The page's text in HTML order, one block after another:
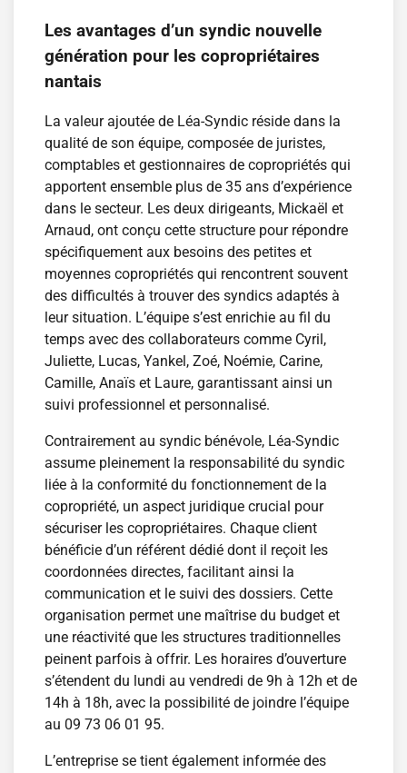
Les avantages d’un syndic nouvelle
génération pour les copropriétaires
nantais
La valeur ajoutée de Léa-Syndic réside dans la
qualité de son équipe, composée de juristes,
comptables et gestionnaires de copropriétés qui
apportent ensemble plus de 35 ans d’expérience
dans le secteur. Les deux dirigeants, Mickaël et
Arnaud, ont conçu cette structure pour répondre
spécifiquement aux besoins des petites et
moyennes copropriétés qui rencontrent souvent
des difficultés à trouver des syndics adaptés à
leur situation. L’équipe s’est enrichie au fil du
temps avec des collaborateurs comme Cyril,
Juliette, Lucas, Yankel, Zoé, Noémie, Carine,
Camille, Anaïs et Laure, garantissant ainsi un
suivi professionnel et personnalisé.
Contrairement au syndic bénévole, Léa-Syndic
assume pleinement la responsabilité du syndic
liée à la conformité du fonctionnement de la
copropriété, un aspect juridique crucial pour
sécuriser les copropriétaires. Chaque client
bénéficie d’un référent dédié dont il reçoit les
coordonnées directes, facilitant ainsi la
communication et le suivi des dossiers. Cette
organisation permet une maîtrise du budget et
une réactivité que les structures traditionnelles
peinent parfois à offrir. Les horaires d’ouverture
s’étendent du lundi au vendredi de 9h à 12h et de
14h à 18h, avec la possibilité de joindre l’équipe
au 09 73 06 01 95.
L’entreprise se tient également informée des